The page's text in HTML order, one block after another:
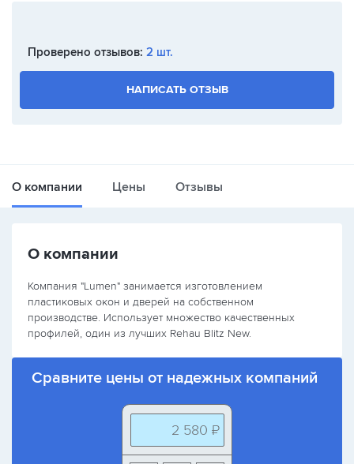
Проверено отзывов: 2 шт.
НАПИСАТЬ ОТЗЫВ
О компании Цены Отзывы
О компании
Компания "Lumen" занимается изготовлением
пластиковых окон и дверей на собственном
производстве. Использует множество качественных
профилей, один из лучших Rehau Blitz New.
Сравните цены от надежных компаний
2 580 ₽